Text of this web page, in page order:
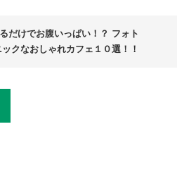
だけでお腹いっぱい！？ フォト
ックなおしゃれカフェ１０選！！